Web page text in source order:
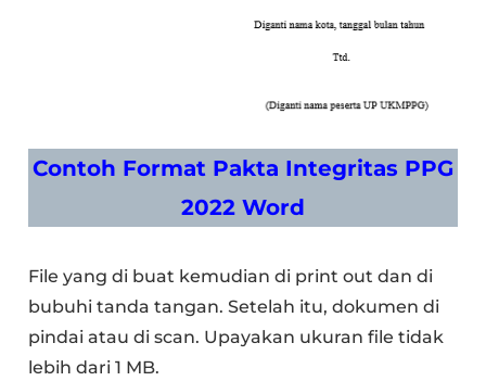
Contoh Format Pakta Integritas PPG
2022 Word
File yang di buat kemudian di print out dan di
bubuhi tanda tangan. Setelah itu, dokumen di
pindai atau di scan. Upayakan ukuran file tidak
lebih dari 1 MB.